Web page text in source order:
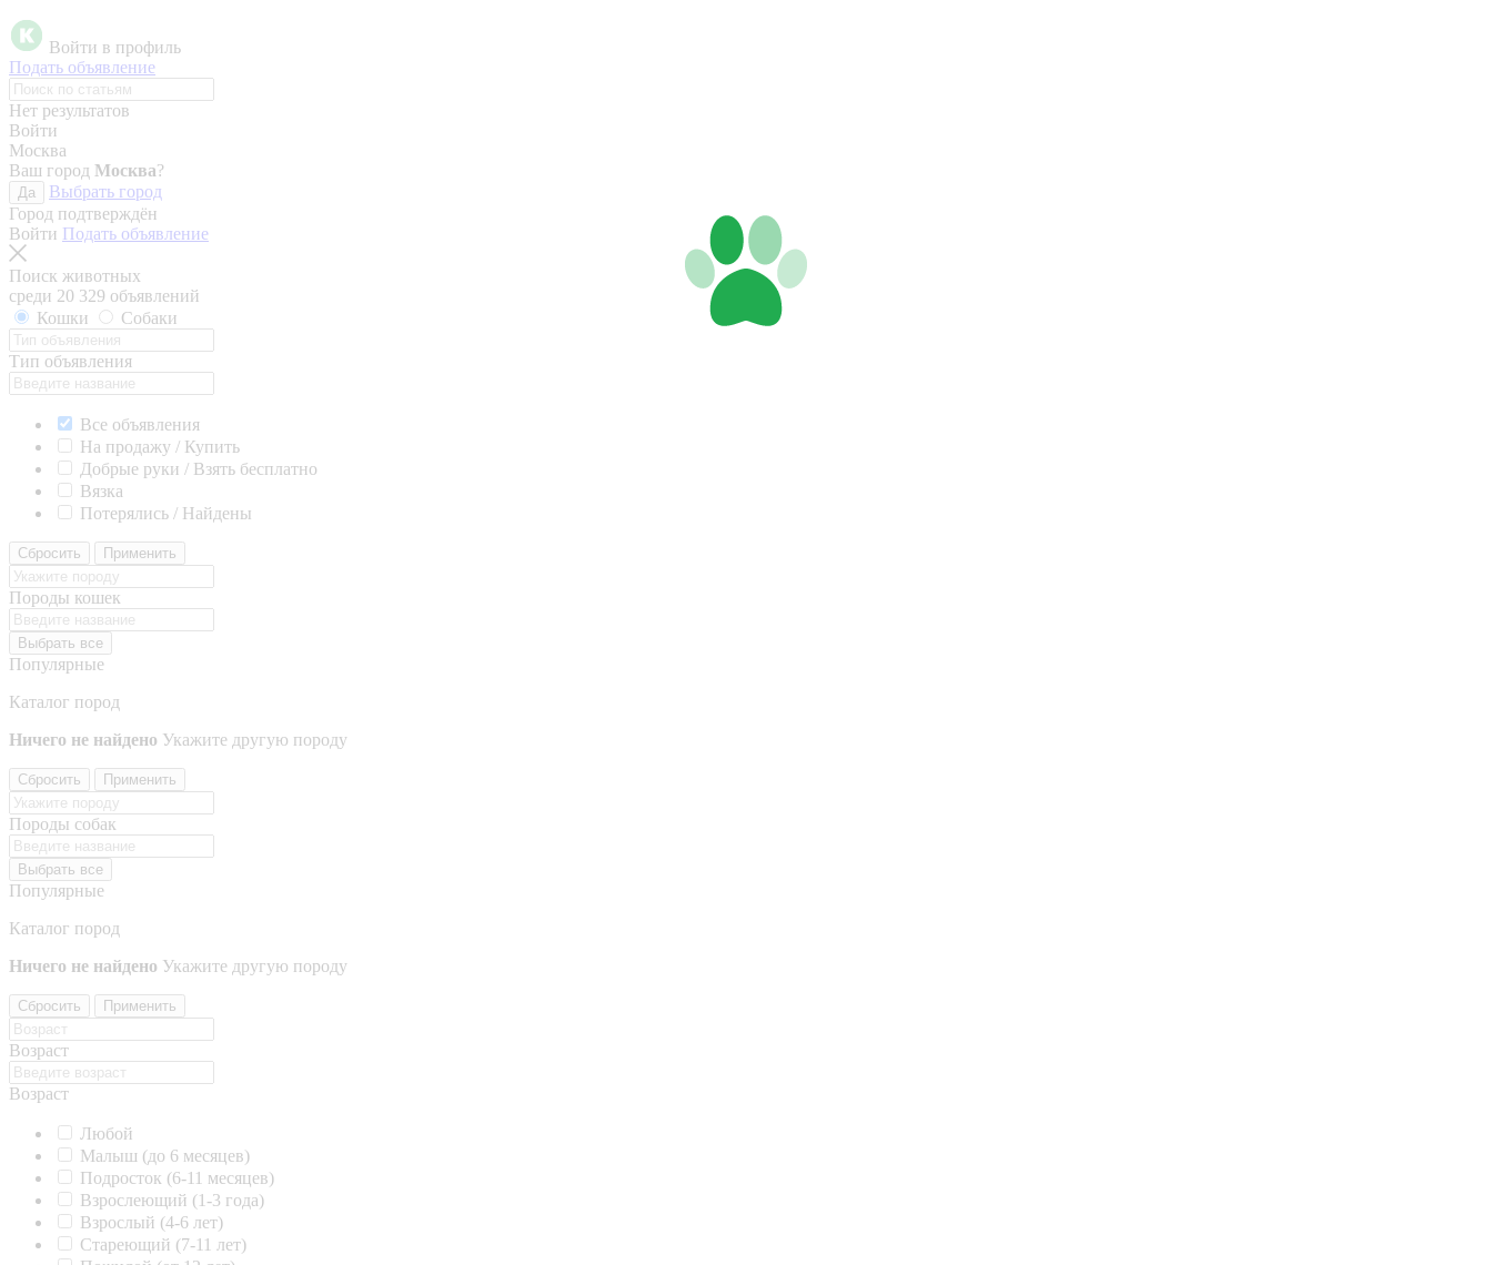
Войти в профиль
Подать объявление
Нет результатов
Войти
Москва
Ваш город Москва?
Да
Выбрать город
Город подтверждён
Войти Подать объявление
Поиск животных
среди 20 329 объявлений
Кошки
Собаки
Тип объявления
Все объявления
На продажу / Купить
Добрые руки / Взять бесплатно
Вязка
Потерялись / Найдены
Сбросить Применить
Породы кошек
Выбрать все
Популярные
Каталог пород
Ничего не найдено Укажите другую породу
Сбросить Применить
Породы собак
Выбрать все
Популярные
Каталог пород
Ничего не найдено Укажите другую породу
Сбросить Применить
Возраст
Возраст
Любой
Малыш (до 6 месяцев)
Подросток (6-11 месяцев)
Взрослеющий (1-3 года)
Взрослый (4-6 лет)
Стареющий (7-11 лет)